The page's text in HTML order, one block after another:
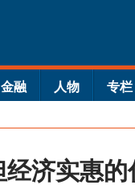
金融 人物 专栏
济实惠